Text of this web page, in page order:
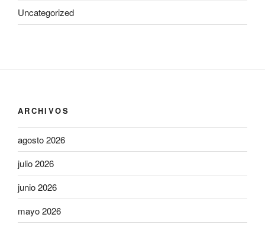
Uncategorized
ARCHIVOS
agosto 2026
julio 2026
junio 2026
mayo 2026